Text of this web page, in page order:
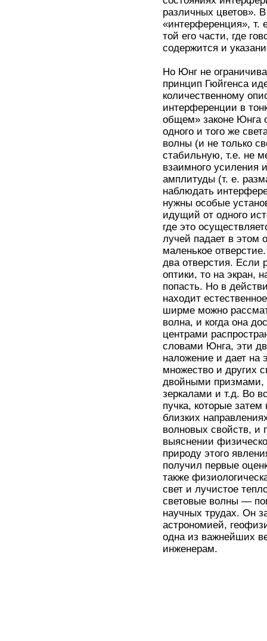
различных цветов».
«интерференция», т.
той его части, где
содержится и
Но Юнг не
принцип Гюйгенса
количественному
интерференции в
общем» законе Юнга
одного и того же
волны (и не только
стабильную, т.е. не
взаимного усиления
амплитуды (т. е.
наблюдать
нужны особые
идущий от одного
где это
лучей падает в этом
маленькое
два отверстия. Если
оптики, то на экран,
попасть. Но в
находит
ширме можно
волна, и когда она
центрами
словами Юнга, эти
наложение и дает на
множество и других
двойными призмами,
зеркалами и т.д. Во
пучка, которые
близких
волновых свойств, и
выяснении
природу этого
получил первые
также
свет и лучистое
световые волны —
научных трудах. Он
астрономией,
одна из важнейших
инженерам.